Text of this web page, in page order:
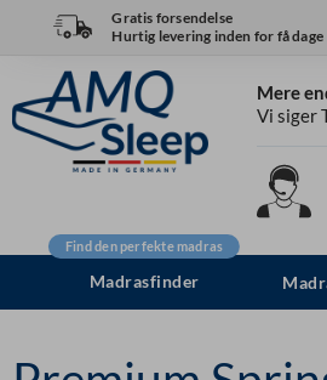
Gratis forsendelse
Hurtig levering inden for få dage
Mere
Vi siger
Find den perfekte madras
Madrasfinder